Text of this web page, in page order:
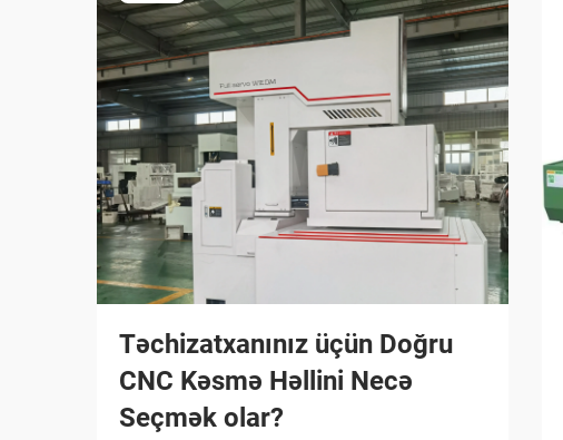
Təchizatxanınız üçün Doğru
CNC Kəsmə Həllini Necə
Seçmək olar?